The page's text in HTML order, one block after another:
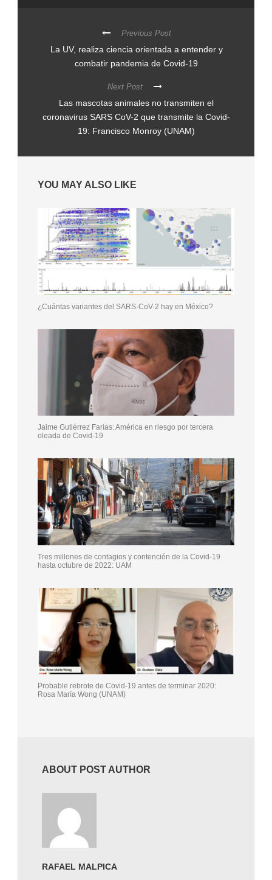
Previous Post
La UV, realiza ciencia orientada a entender y
combatir pandemia de Covid-19
Next Post
Las mascotas animales no transmiten el
coronavirus SARS CoV-2 que transmite la Covid-
19: Francisco Monroy (UNAM)
YOU MAY ALSO LIKE
¿Cuántas variantes del SARS-CoV-2 hay en México?
Jaime Gutiérrez Farías: América en riesgo por tercera
oleada de Covid-19
Tres millones de contagios y contención de la Covid-19
hasta octubre de 2022: UAM
Probable rebrote de Covid-19 antes de terminar 2020:
Rosa María Wong (UNAM)
ABOUT POST AUTHOR
RAFAEL MALPICA